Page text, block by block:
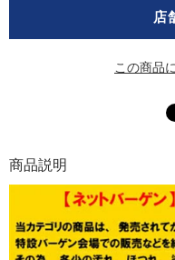
店
この商品
商品説明